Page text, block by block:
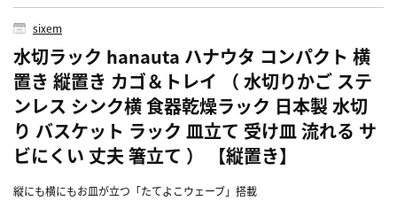
sixem
水切ラック hanauta ハナウタ コンパクト 横
置き 縦置き カゴ＆トレイ （ 水切りかご ステ
ンレス シンク横 食器乾燥ラック 日本製 水切
り バスケット ラック 皿立て 受け皿 流れる サ
ビにくい 丈夫 箸立て ） 【縦置き】
縦にも横にもお皿が立つ「たてよこウェーブ」搭載